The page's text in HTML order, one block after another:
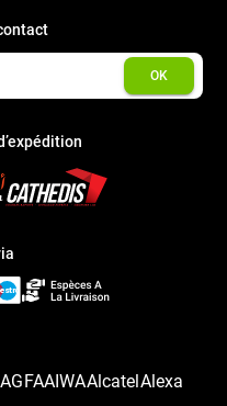
OK
AGFAAIWAAlcatelAlexa